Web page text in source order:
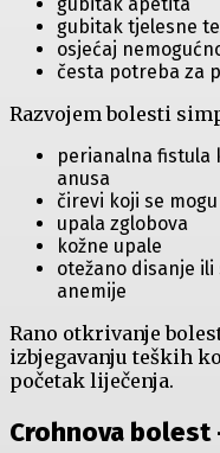
gubitak apetita
gubitak tjelesne
osjećaj
česta potreba za
Razvojem bolesti
perianalna fistula
anusa
čirevi koji se
upala zglobova
kožne upale
otežano disanje
anemije
Rano otkrivanje
izbjegavanju teških
početak liječenja.
Crohnova bolest